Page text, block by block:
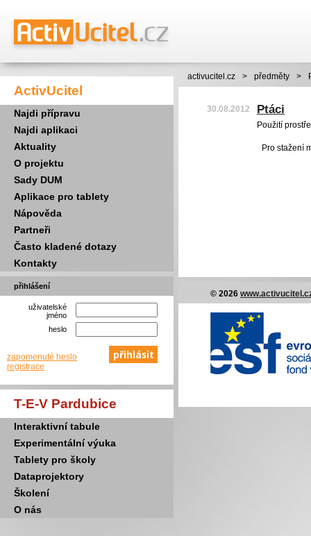
ActivUcitel
Najdi přípravu
Najdi aplikaci
Aktuality
O projektu
Sady DUM
Aplikace pro tablety
Nápověda
Partneři
Často kladené dotazy
Kontakty
přihlášení
uživatelské
jméno
heslo
zapomenuté heslo
registrace
T-E-V Pardubice
Interaktivní tabule
Experimentální výuka
Tablety pro školy
Dataprojektory
Školení
O nás
activucitel.cz > předměty >
30.08.2012 Ptáci
Použití
Pro stažení
© 2026